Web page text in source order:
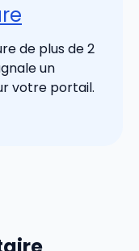
de plus de 2
un
votre portail.